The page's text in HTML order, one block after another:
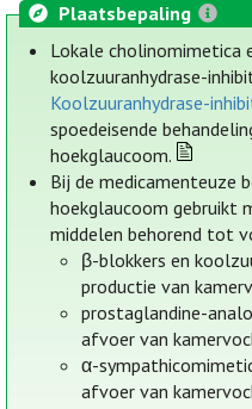
Plaatsbepaling
Lokale cholinomimetica
koolzuuranhydrase-
Koolzuuranhydrase-
spoedeisende
hoekglaucoom.
Bij de medicamenteuze
hoekglaucoom gebruikt
middelen behorend tot
β-blokkers en
productie van
prostaglandine-
afvoer van
α-
afvoer van